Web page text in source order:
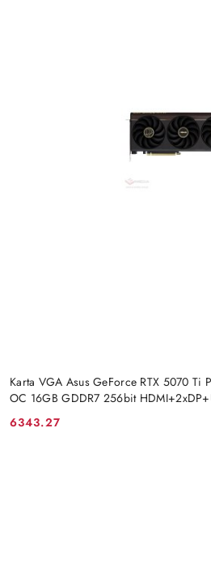
Karta VGA Asus GeForce RTX 5070 Ti
OC 16GB GDDR7 256bit
Cena:
6343.27